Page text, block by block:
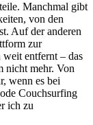
Manchmal gibt
von den
Auf der anderen
zur
entfernt – das
nicht mehr. Von
wenn es bei
Couchsurfing
ich zu